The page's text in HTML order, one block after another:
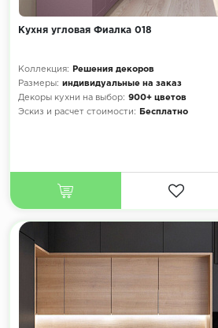
Кухня угловая Фиалка 018
Коллекция:
Решения декоров
Размеры: индивидуальные на заказ
Декоры кухни на выбор: 900+ цветов
Эскиз и расчет стоимости:
Бесплатно